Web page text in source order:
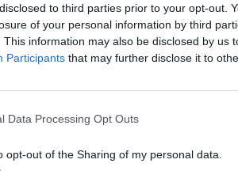
to third parties prior to your opt-out.
of your personal information by third
This information may also be disclosed by us
Participants that may further disclose it to
Data Processing Opt Outs
opt-out of the Sharing of my personal data.
Jaume Masana, ha destacat que
de CaixaBank per la inclusió
o la sostenibilitat. Estem
amb el Grupo ONCE contribuirem
de persones”.
resposta conjunta a les